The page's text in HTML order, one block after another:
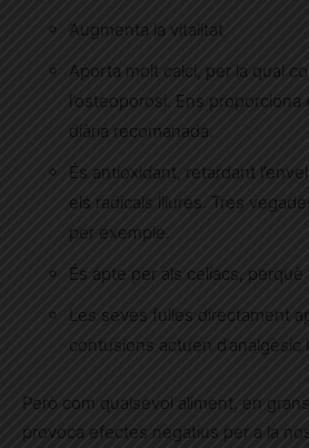
Augmenta la vitalitat
Aporta molt calci, per la qual
l’osteoporosi. Ens proporciona
diària recomanada.
És antioxidant, retardant
els radicals lliures. Tres
per exemple.
És apte per als celíacs,
Les seves fulles directament
contusions actuen d’analgèsic
Però com qualsevol aliment, en
provoca efectes negatius per a la